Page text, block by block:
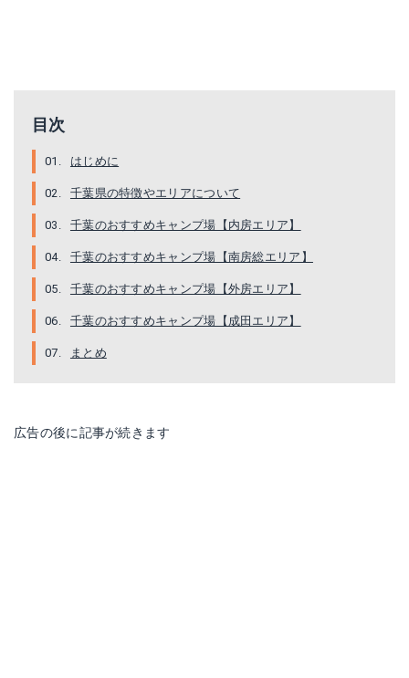
目次
はじめに
千葉県の特徴やエリアについて
千葉のおすすめキャンプ場【内房エリア】
千葉のおすすめキャンプ場【南房総エリア】
千葉のおすすめキャンプ場【外房エリア】
千葉のおすすめキャンプ場【成田エリア】
まとめ
広告の後に記事が続きます